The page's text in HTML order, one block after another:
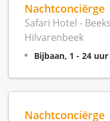
Nachtconciërge
Safari Hotel -
Hilvarenbeek
Bijbaan, 1 - 24
Nachtconciërge